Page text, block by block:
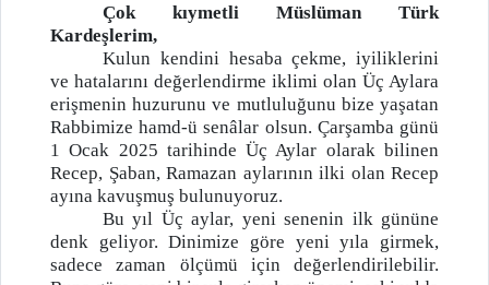
Çok kıymetli Müslüman Türk
Kardeşlerim,
Kulun kendini hesaba çekme, iyiliklerini
ve hatalarını değerlendirme iklimi olan Üç Aylara
erişmenin huzurunu ve mutluluğunu bize yaşatan
Rabbimize hamd-ü senâlar olsun. Çarşamba günü
1 Ocak 2025 tarihinde Üç Aylar olarak bilinen
Recep, Şaban, Ramazan aylarının ilki olan Recep
ayına kavuşmuş bulunuyoruz.
Bu yıl Üç aylar, yeni senenin ilk gününe
denk geliyor. Dinimize göre yeni yıla girmek,
sadece zaman ölçümü için değerlendirilebilir.